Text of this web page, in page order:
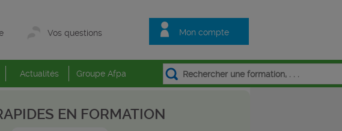
Mon compte
Vos questions
Actualités Groupe Afpa
EN FORMATION